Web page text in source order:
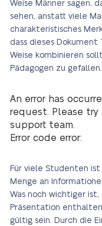
Weise Männer sagen,
sehen, anstatt viele
charakteristisches
dass dieses
Weise kombinieren
Pädagogen zu gefallen.
An error has
request. Please
support team.
Error code error:
Für viele Studenten ist
Menge an
Was noch wichtiger
Präsentation
gültig sein. Durch die